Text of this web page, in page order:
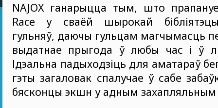
NAJOX ганарыцца тым, што
Race у сваёй шырокай
гульняў, даючы гульцам магчымасць
выдатнае прыгода ў любы час і ў
Ідэальна падыходзіць для аматараў
гэты загаловак спалучае ў сабе
бясконцы экшн у адным захапляльным